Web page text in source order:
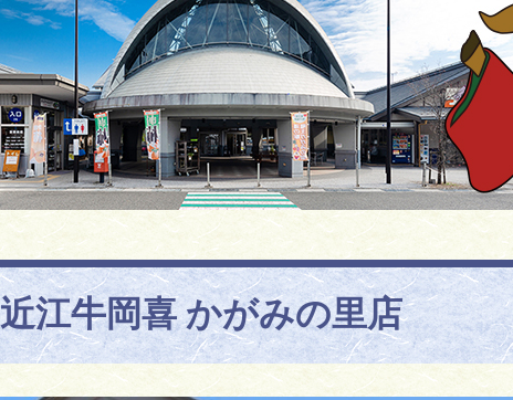
近江牛岡喜 かがみの里店